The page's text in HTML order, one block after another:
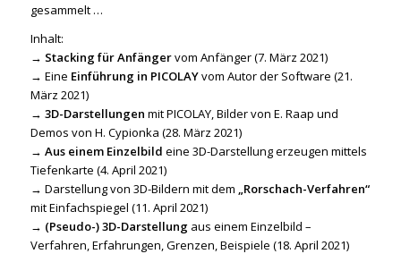
gesammelt …
Inhalt:
→ Stacking für Anfängervom Anfänger (7. März 2021)
→ Eine Einführung in PICOLAYvom Autor der Software (21.
März 2021)
→ 3D-Darstellungen mit PICOLAY, Bilder von E. Raap und
Demos von H. Cypionka (28. März 2021)
→ Aus einem Einzelbild eine 3D-Darstellung erzeugen mittels
Tiefenkarte (4. April 2021)
→ Darstellung von 3D-Bildern mit dem „Rorschach-Verfahren“
mit Einfachspiegel (11. April 2021)
→ (Pseudo-) 3D-Darstellungaus einem Einzelbild –
Verfahren, Erfahrungen, Grenzen, Beispiele (18. April 2021)